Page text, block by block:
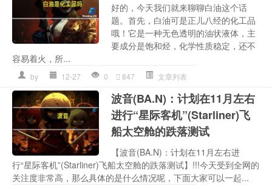
好的，今天我们就来聊聊白油这个话
题。首先，白油可是正儿八经的化工品
哦！它是一种无色透明的油状液体，主
要成分是饱和烃，化学性质稳定，还不
容易着火，所...
by 12-27 0 847 文章列表
波音(BA.N)：计划在11月左右
进行“星际客机”(Starliner)飞
船太空舱的跌落测试
【波音(BA.N)：计划在11月左右进
行“星际客机”(Starliner)飞船太空舱的跌落测试】!!!今天受到全网的
关注度非常高，那么具体的是什么情况呢，下面大家可以一起...